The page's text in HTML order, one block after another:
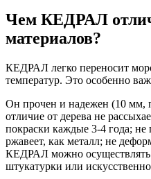
Чем КЕДРАЛ
материалов?
КЕДРАЛ легко переносит
температур. Это особенно
Он прочен и надежен (10 мм,
отличие от дерева не
покраски каждые 3-4 года;
ржавеет, как металл; не
КЕДРАЛ можно осуществлять
штукатурки или